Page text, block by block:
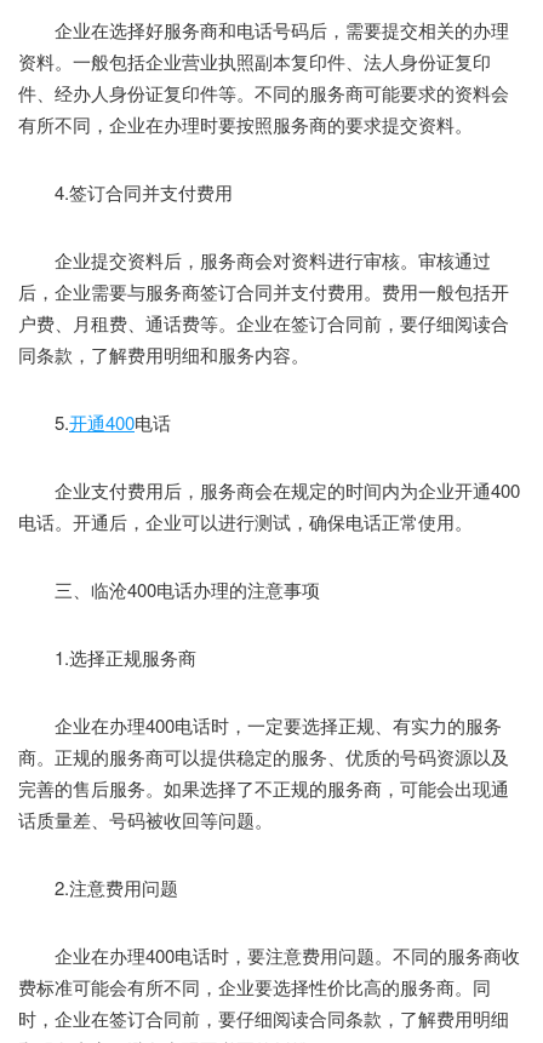
企业在选择好服务商和电话号码后，需要提交相关的办理
资料。一般包括企业营业执照副本复印件、法人身份证复印
件、经办人身份证复印件等。不同的服务商可能要求的资料会
有所不同，企业在办理时要按照服务商的要求提交资料。
4.签订合同并支付费用
企业提交资料后，服务商会对资料进行审核。审核通过
后，企业需要与服务商签订合同并支付费用。费用一般包括开
户费、月租费、通话费等。企业在签订合同前，要仔细阅读合
同条款，了解费用明细和服务内容。
5.开通400电话
企业支付费用后，服务商会在规定的时间内为企业开通400
电话。开通后，企业可以进行测试，确保电话正常使用。
三、临沧400电话办理的注意事项
1.选择正规服务商
企业在办理400电话时，一定要选择正规、有实力的服务
商。正规的服务商可以提供稳定的服务、优质的号码资源以及
完善的售后服务。如果选择了不正规的服务商，可能会出现通
话质量差、号码被收回等问题。
2.注意费用问题
企业在办理400电话时，要注意费用问题。不同的服务商收
费标准可能会有所不同，企业要选择性价比高的服务商。同
时，企业在签订合同前，要仔细阅读合同条款，了解费用明细